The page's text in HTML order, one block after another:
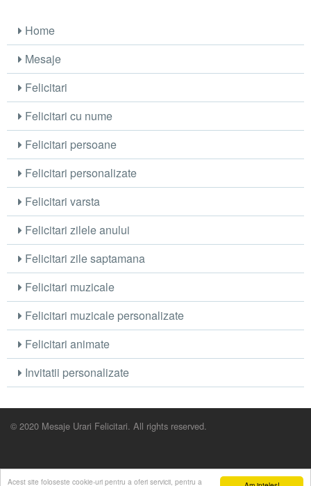
Acest site foloseste cookie-uri pentru a oferi servicii, pentru a
Home
Mesaje
Felicitari
Felicitari cu nume
Felicitari persoane
Felicitari personalizate
Felicitari varsta
Felicitari zilele anului
Felicitari zile saptamana
Felicitari muzicale
Felicitari muzicale personalizate
Felicitari animate
Invitatii personalizate
© 2020 Mesaje Urari Felicitari. All rights reserved.